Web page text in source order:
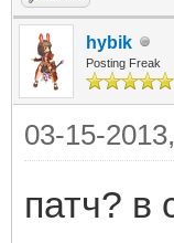
hybik
Posting Freak
03-15-
патч? в